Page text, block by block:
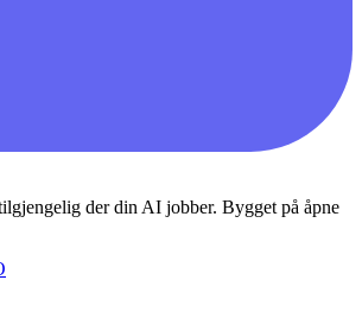
der din AI jobber. Bygget på åpne